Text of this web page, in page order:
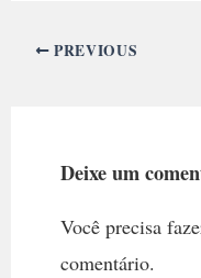
PREVIOUS
Deixe um
Você precisa
comentário.